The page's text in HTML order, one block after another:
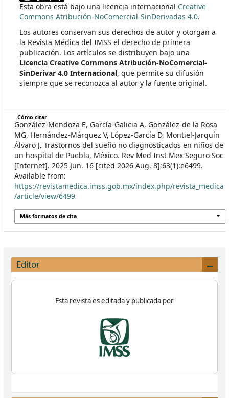
Esta obra está bajo una licencia internacional Creative
Commons Atribución-NoComercial-SinDerivadas 4.0.
Los autores conservan sus derechos de autor y otorgan a
la Revista Médica del IMSS el derecho de primera
publicación. Los artículos se distribuyen bajo una
Licencia Creative Commons Atribución-NoComercial-
SinDerivar 4.0 Internacional, que permite su difusión
siempre que se reconozca al autor y la fuente original.
Cómo citar
González-Mendoza E, García-Galicia A, González-de la Rosa
MG, Hernández-Márquez V, López-García D, Montiel-Jarquín
Álvaro J. Trastornos del sueño no diagnosticados en niños de
un hospital de Puebla, México. Rev Med Inst Mex Seguro Soc
[Internet]. 2025 Jun. 16 [cited 2026 Aug. 8];63(1):e6499.
Available from:
https://revistamedica.imss.gob.mx/index.php/revista_medica
/article/view/6499
Más formatos de cita
Editor
Esta revista es editada y publicada por